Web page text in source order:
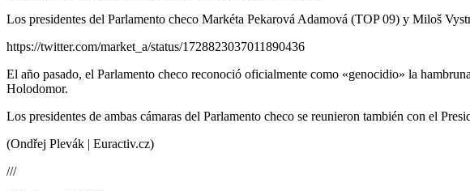
Los presidentes del Parlamento checo Markéta Pekarová Adamová (TOP 09) y Miloš
https://twitter.com/market_a/status/1728823037011890436
El año pasado, el Parlamento checo reconoció oficialmente como «genocidio» la
Holodomor.
Los presidentes de ambas cámaras del Parlamento checo se reunieron también con el
(Ondřej Plevák | Euractiv.cz)
///